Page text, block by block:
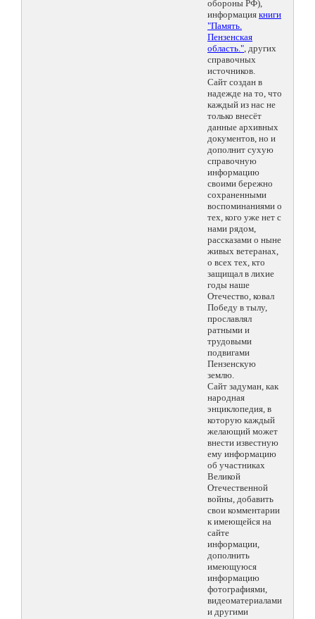
обороны РФ),
информация книги
"Память.
Пензенская
область.", других
справочных
источников.
Сайт создан в
надежде на то, что
каждый из нас не
только внесёт
данные архивных
документов, но и
дополнит сухую
справочную
информацию
своими бережно
сохраненными
воспоминаниями о
тех, кого уже нет с
нами рядом,
рассказами о ныне
живых ветеранах,
о всех тех, кто
защищал в лихие
годы наше
Отечество, ковал
Победу в тылу,
прославлял
ратными и
трудовыми
подвигами
Пензенскую
землю.
Сайт задуман, как
народная
энциклопедия, в
которую каждый
желающий может
внести известную
ему информацию
об участниках
Великой
Отечественной
войны, добавить
свои комментарии
к имеющейся на
сайте
информации,
дополнить
имеющуюся
информацию
фотографиями,
видеоматериалами
и другими